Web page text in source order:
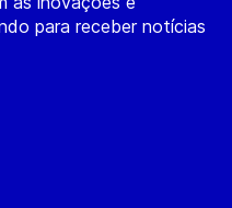
para receber notícias